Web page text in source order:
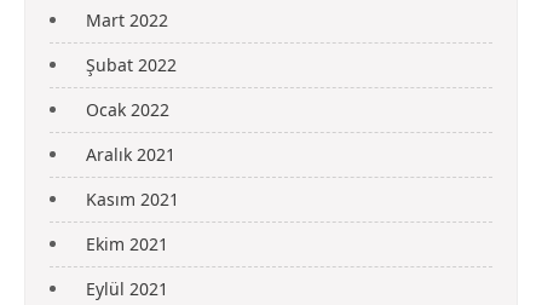
Mart 2022
Şubat 2022
Ocak 2022
Aralık 2021
Kasım 2021
Ekim 2021
Eylül 2021